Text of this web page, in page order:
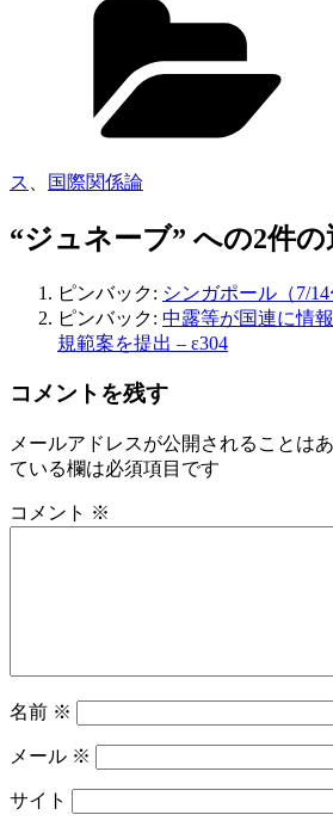
ス
国際関係論
“ジュネーブ” への2件の
ピンバック: シンガポール（7/14
ピンバック: 中露等が国連に情
規範案を提出 – ε304
コメントを残す
メールアドレスが公開されることはあ
ている欄は必須項目です
コメント ※
名前 ※
メール ※
サイト